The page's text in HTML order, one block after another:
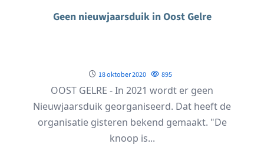
Geen nieuwjaarsduik in Oost Gelre
18 oktober 2020 895
OOST GELRE - In 2021 wordt er geen
Nieuwjaarsduik georganiseerd. Dat heeft de
organisatie gisteren bekend gemaakt. "De
knoop is...